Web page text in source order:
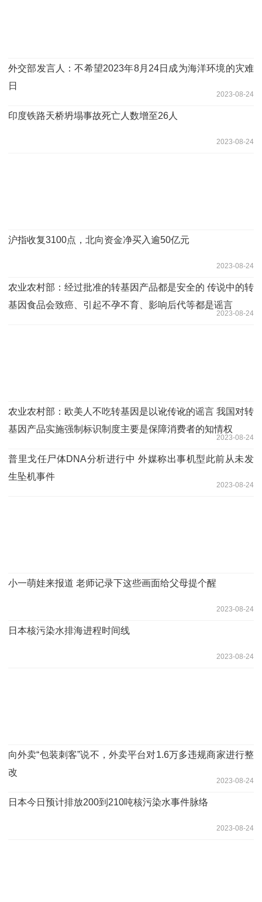
外交部发言人：不希望2023年8月24日成为海洋环境的灾难
日
2023-08-24
印度铁路天桥坍塌事故死亡人数增至26人
2023-08-24
沪指收复3100点，北向资金净买入逾50亿元
2023-08-24
农业农村部：经过批准的转基因产品都是安全的 传说中的转
基因食品会致癌、引起不孕不育、影响后代等都是谣言
2023-08-24
农业农村部：欧美人不吃转基因是以讹传讹的谣言 我国对转
基因产品实施强制标识制度主要是保障消费者的知情权
2023-08-24
普里戈任尸体DNA分析进行中 外媒称出事机型此前从未发
生坠机事件
2023-08-24
小一萌娃来报道 老师记录下这些画面给父母提个醒
2023-08-24
日本核污染水排海进程时间线
2023-08-24
向外卖“包装刺客”说不，外卖平台对1.6万多违规商家进行整
改
2023-08-24
日本今日预计排放200到210吨核污染水事件脉络
2023-08-24